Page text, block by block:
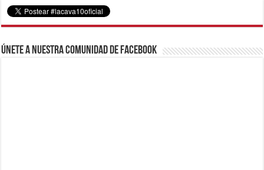
Únete a nuestra comunidad de Facebook